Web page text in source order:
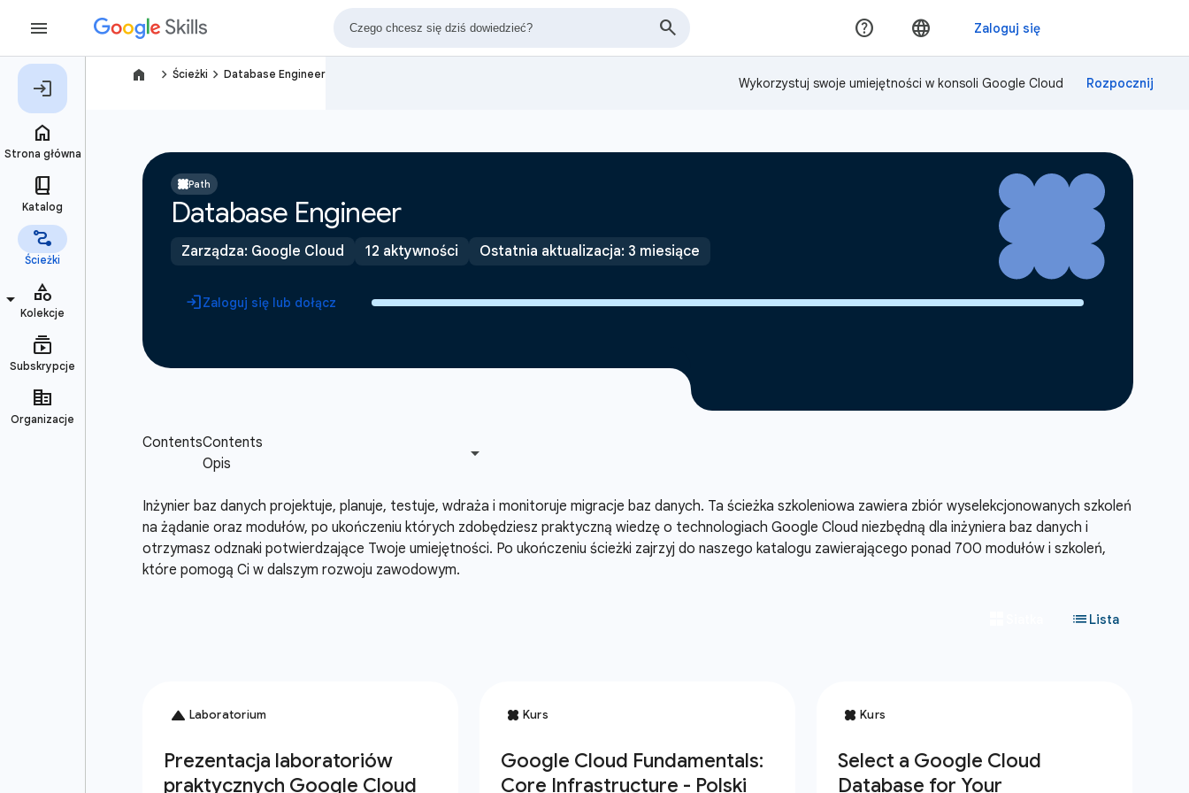
navigate_next Ścieżki navigate_next Database Engineer
Wykorzystuj swoje umiejętności w konsoli Google Cloud
Path
Database Engineer
Zarządza: Google Cloud 12 aktywności Ostatnia aktualizacja: 3 miesiące
Zaloguj się lub dołącz
Inżynier baz danych projektuje, planuje, testuje, wdraża i monitoruje migracje baz danych. Ta ścieżka szkoleniowa zawiera zbiór wyselekcjonowanych szkoleń
na żądanie oraz modułów, po ukończeniu których zdobędziesz praktyczną wiedzę o technologiach Google Cloud niezbędną dla inżyniera baz danych i
otrzymasz odznaki potwierdzające Twoje umiejętności. Po ukończeniu ścieżki zajrzyj do naszego katalogu zawierającego ponad 700 modułów i szkoleń,
które pomogą Ci w dalszym rozwoju zawodowym.